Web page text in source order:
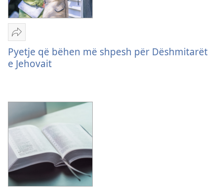
Dërgo
Pyetje
që
Dëshmitarët
Jehovait
Pyetje që bëhen më shpesh për Dëshmitarët
e Jehovait